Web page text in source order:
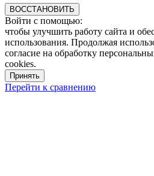
ВОССТАНОВИТЬ
Войти с помощью:
чтобы улучшить работу сайта и
использования. Продолжая
согласие на обработку
cookies.
Принять
Перейти к сравнению